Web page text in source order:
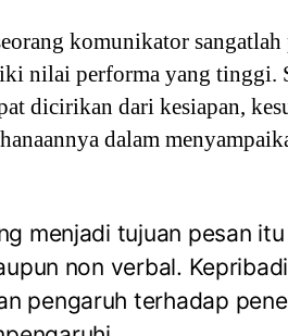
komunikator sangatlah
nilai performa yang tinggi.
dicirikan dari kesiapan,
dalam
menjadi tujuan pesan
non verbal.
pengaruh terhadap